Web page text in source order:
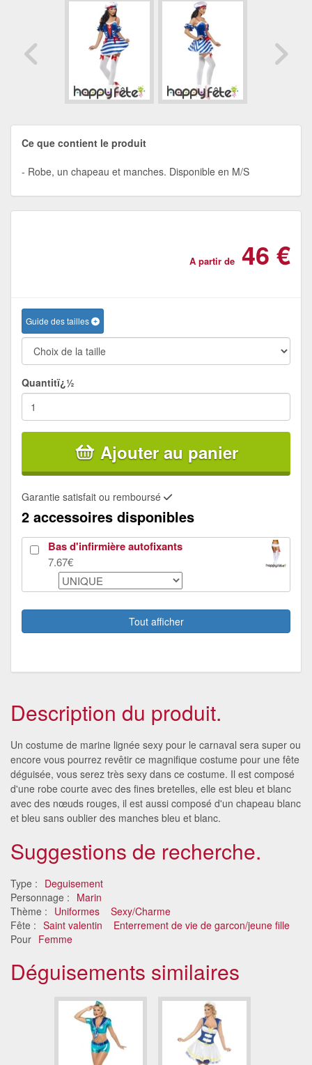
Ce que contient le produit
Robe, un chapeau et manches. Disponible en M/S
A partir de 46 €
Guide des tailles
Quantitï¿½
Ajouter au panier
Garantie satisfait ou remboursé
2 accessoires disponibles
Bas d'infirmière autofixants
7.67€
Tout afficher
Description du produit.
Un costume de marine lignée sexy pour le carnaval sera super ou
encore vous pourrez revêtir ce magnifique costume pour une fête
déguisée, vous serez très sexy dans ce costume. Il est composé
d'une robe courte avec des fines bretelles, elle est bleu et blanc
avec des nœuds rouges, il est aussi composé d'un chapeau blanc
et bleu sans oublier des manches bleu et blanc.
Suggestions de recherche.
Type : Deguisement
Personnage : Marin
Thème : Uniformes
Sexy/Charme
Fête : Saint valentin
Enterrement de vie de garcon/jeune fille
Pour Femme
Déguisements similaires